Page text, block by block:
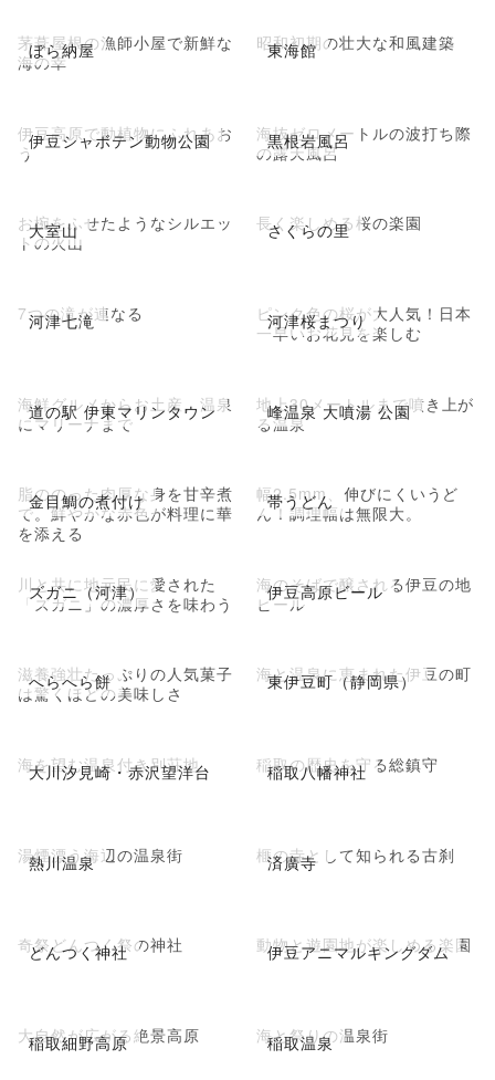
ぼら納屋
茅葺屋根の漁師小屋で新鮮な
海の幸
東海館
昭和初期の壮大な和風建築
伊豆シャボテン動物公園
伊豆高原で動植物にふれあお
う
黒根岩風呂
海抜ゼロメートルの波打ち際
の露天風呂
大室山
お椀をふせたようなシルエッ
トの火山
さくらの里
長く楽しめる桜の楽園
河津七滝
7つの滝が連なる 河津桜まつり
ピンク色の桜が大人気！日本
一早いお花見を楽しむ
道の駅 伊東マリンタウン
海鮮グルメからお土産、温泉
にマリーナまで
峰温泉 大噴湯 公園
地上30メートルまで噴き上が
る温泉
金目鯛の煮付け
脂ののった肉厚な身を甘辛煮
で。鮮やかな赤色が料理に華
を添える
帯うどん
幅2.5mm、伸びにくいうど
ん！調理幅は無限大。
ズガニ（河津）
川と共に地元民に愛された
「ズガニ」の濃厚さを味わう
伊豆高原ビール
海のそばで醸される伊豆の地
ビール
へらへら餅
滋養強壮たっぷりの人気菓子
は驚くほどの美味しさ
東伊豆町（静岡県）
海と温泉に恵まれた伊豆の町
大川汐見崎・赤沢望洋台
海を望む温泉付き別荘地 稲取八幡神社
稲取の歴史を守る総鎮守
熱川温泉
湯煙漂う海辺の温泉街 済廣寺
榧の寺として知られる古刹
どんつく神社
奇祭どんつく祭の神社 伊豆アニマルキングダム
動物と遊園地が楽しめる楽園
稲取細野高原
大自然が広がる絶景高原 稲取温泉
海と祭りの温泉街